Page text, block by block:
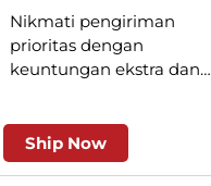
Nikmati pengiriman
prioritas dengan
keuntungan ekstra dan
Ship Now